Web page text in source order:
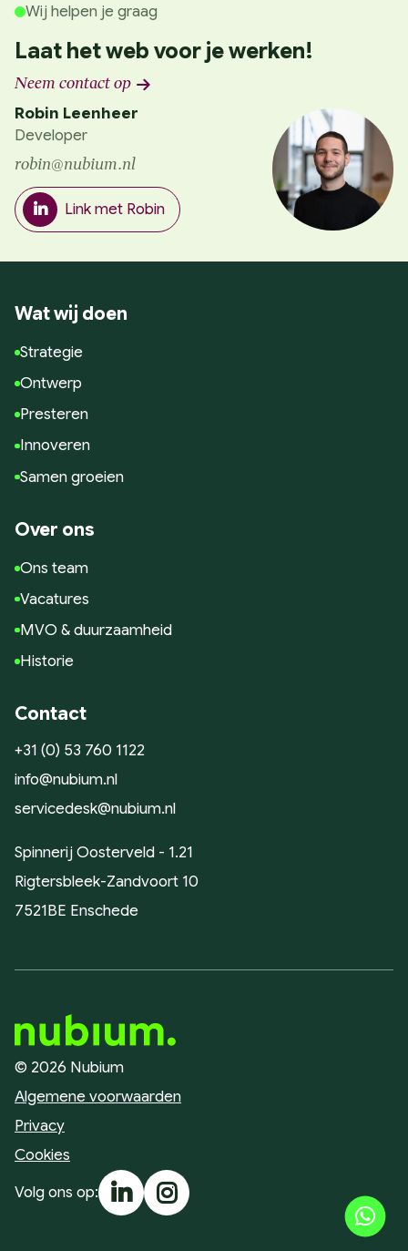
Wij helpen je graag
Laat het web voor je werken!
Neem contact op
Robin Leenheer
Developer
robin@nubium.nl
Link met Robin
Wat wij doen
Strategie
Ontwerp
Presteren
Innoveren
Samen groeien
Over ons
Ons team
Vacatures
MVO & duurzaamheid
Historie
Contact
+31 (0) 53 760 1122
info@nubium.nl
servicedesk@nubium.nl
Spinnerij Oosterveld - 1.21
Rigtersbleek-Zandvoort 10
7521BE Enschede
© 2026 Nubium
Algemene voorwaarden
Privacy
Cookies
Volg ons op: